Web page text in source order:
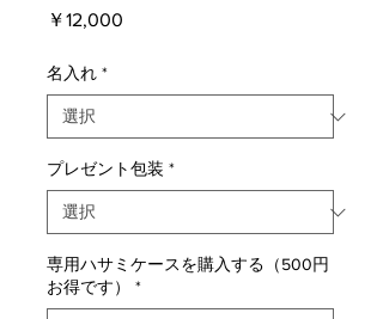
￥12,000
名入れ *
プレゼント包装 *
専用ハサミケースを購入する（500円
お得です）
*